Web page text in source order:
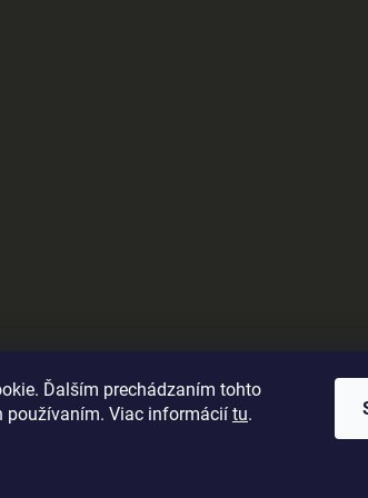
Ďalším prechádzaním tohto
používaním. Viac informácií tu.